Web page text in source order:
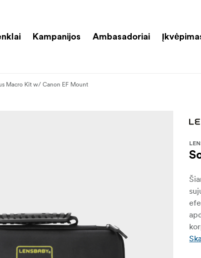
Kampanijos Ambasadoriai
Macro Kit w/ Canon EF Mount